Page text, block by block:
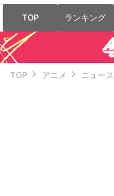
TOP ランキング
TOP アニメ ニュース